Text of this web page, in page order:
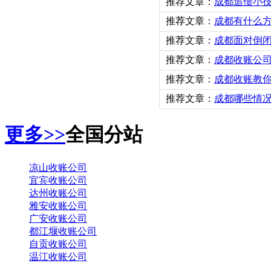
推荐文章： 成都有什么
推荐文章： 成都面对倒
推荐文章： 成都收账公
推荐文章： 成都收账教
推荐文章： 成都哪些情
更多>>全国分站
凉山收账公司
宜宾收账公司
达州收账公司
雅安收账公司
广安收账公司
都江堰收账公司
自贡收账公司
温江收账公司